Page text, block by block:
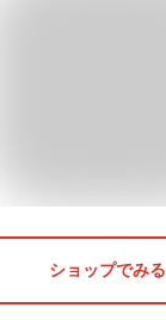
ショップでみる